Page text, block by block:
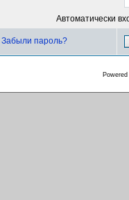
Автоматически
Забыли пароль?